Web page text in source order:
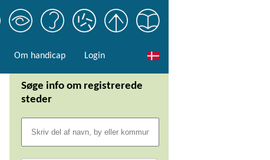
Om handicap Login
Søge info om registrerede
steder